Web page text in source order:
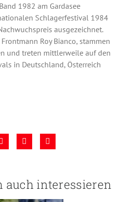
1982 am Gardasee
Schlagerfestival 1984
ausgezeichnet.
Roy Bianco, stammen
und treten mittlerweile auf den
in Deutschland, Österreich
auch interessieren